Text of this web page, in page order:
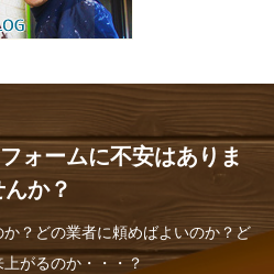
ォームに不安はありま
んか？
？どの業者に頼めばよいのか？ど
がるのか・・・？